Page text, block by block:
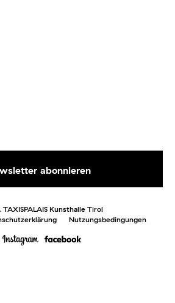
Kunsthalle Tirol
Nutzungsbedingungen